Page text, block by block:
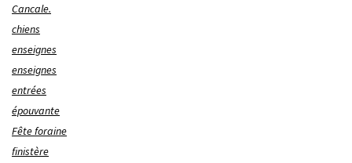
Cancale.
chiens
enseignes
enseignes
entrées
épouvante
Fête foraine
finistère